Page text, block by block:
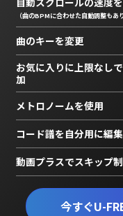
今すぐU-
（曲のBPMに合わせた自動調整もあり
曲のキーを変更
お気に入りに上限なし
加
メトロノームを使用
コード譜を自分用に編集
動画プラスでスキップ